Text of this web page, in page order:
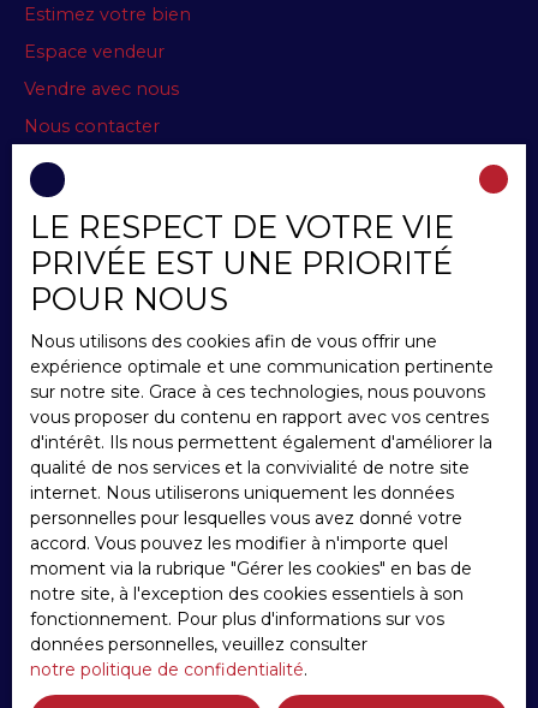
Estimez votre bien
Espace vendeur
Vendre avec nous
Nous contacter
INFORMATIONS
Nos honoraires
Mentions légales
Politique de confidentialité
Plan du site
Gérer les cookies
Propulsé par
+33 3 22 31 32 11
88 chaussée de Rouvroy
LE RESPECT DE VOTRE VIE
PRIVÉE EST UNE PRIORITÉ
POUR NOUS
Nous utilisons des cookies afin de vous offrir une
expérience optimale et une communication pertinente
sur notre site. Grace à ces technologies, nous pouvons
vous proposer du contenu en rapport avec vos centres
d'intérêt. Ils nous permettent également d'améliorer la
qualité de nos services et la convivialité de notre site
internet. Nous utiliserons uniquement les données
personnelles pour lesquelles vous avez donné votre
accord. Vous pouvez les modifier à n'importe quel
moment via la rubrique ″Gérer les cookies″ en bas de
notre site, à l'exception des cookies essentiels à son
fonctionnement. Pour plus d'informations sur vos
données personnelles, veuillez consulter
notre politique de confidentialité.